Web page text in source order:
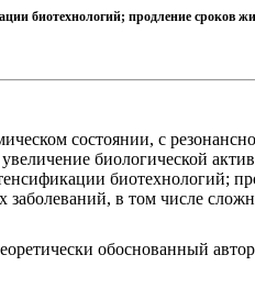
биотехнологий; продление сроков
состоянии, с
биологической
биотехнологий;
заболеваний, в том числе
обоснованный